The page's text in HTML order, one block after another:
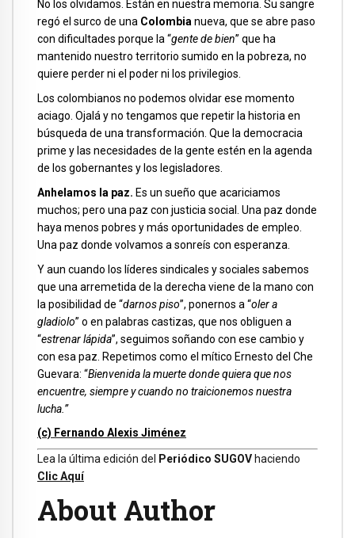
No los olvidamos. Están en nuestra memoria. Su sangre
regó el surco de una Colombianueva, que se abre paso
con dificultades porque la “gente de bien” que ha
mantenido nuestro territorio sumido en la pobreza, no
quiere perder ni el poder ni los privilegios.
Los colombianos no podemos olvidar ese momento
aciago. Ojalá y no tengamos que repetir la historia en
búsqueda de una transformación. Que la democracia
prime y las necesidades de la gente estén en la agenda
de los gobernantes y los legisladores.
Anhelamos la paz. Es un sueño que acariciamos
muchos; pero una paz con justicia social. Una paz donde
haya menos pobres y más oportunidades de empleo.
Una paz donde volvamos a sonreís con esperanza.
Y aun cuando los líderes sindicales y sociales sabemos
que una arremetida de la derecha viene de la mano con
la posibilidad de “darnos piso”, ponernos a “oler a
gladiolo” o en palabras castizas, que nos obliguen a
“estrenar lápida”, seguimos soñando con ese cambio y
con esa paz. Repetimos como el mítico Ernesto del Che
Guevara: “Bienvenida la muerte donde quiera que nos
encuentre, siempre y cuando no traicionemos nuestra
lucha.”
(c) Fernando Alexis Jiménez
Lea la última edición del Periódico SUGOV haciendo
Clic Aquí
About Author